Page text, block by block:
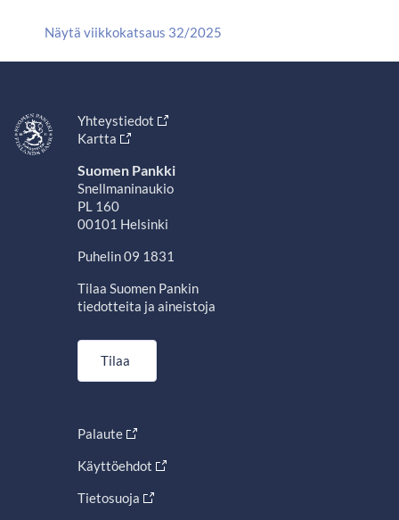
Näytä viikkokatsaus 32/2025
Yhteystiedot
Kartta
Suomen Pankki
Snellmaninaukio
PL 160
00101 Helsinki
Puhelin 09 1831
Tilaa Suomen Pankin
tiedotteita ja aineistoja
Tilaa
Palaute
Käyttöehdot
Tietosuoja